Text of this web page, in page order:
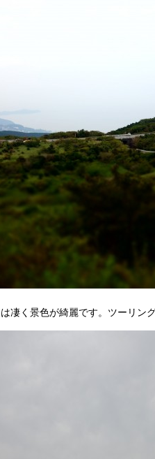
凄く景色が綺麗です。ツーリン